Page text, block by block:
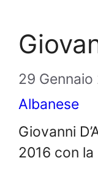
29 Gennaio
Albanese
Giovanni
2016 con